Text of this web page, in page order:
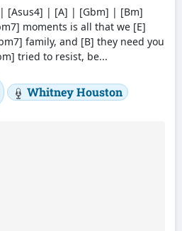
[Asus4] | [A] | [Gbm] | [Bm]
moments is all that we [E]
family, and [B] they need you
tried to resist, be...
Whitney Houston